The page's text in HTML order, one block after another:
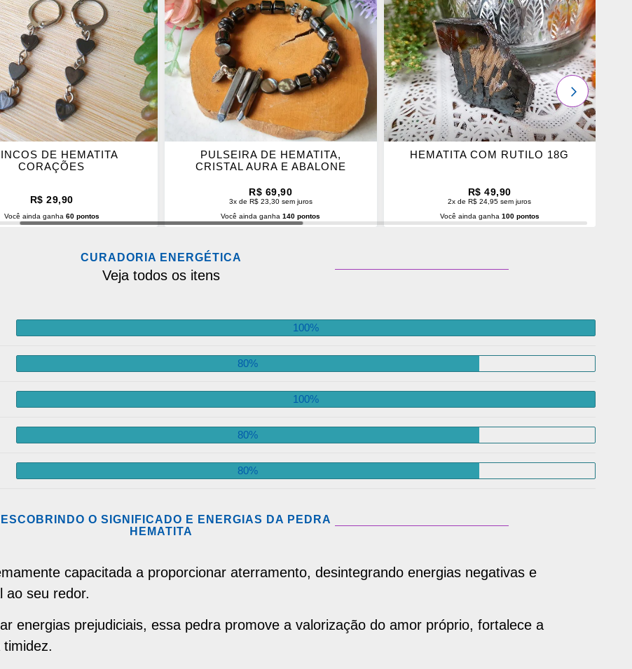
DE HEMATITA
CORAÇÕES
R$ 29,90
Você ainda ganha 60 pontos
OS
FAVORITOS
PULSEIRA DE HEMATITA,
CRISTAL AURA E ABALONE
R$ 69,90
3x de R$ 23,30 sem juros
Você ainda ganha140 pontos
OS
FAVORITOS
HEMATITA COM RUTILO 18G
R$ 49,90
2x de R$ 24,95 sem juros
Você ainda ganha 100 pontos
PRÓXIMO
CURADORIA ENERGÉTICA
Veja todos os itens
100%
80%
100%
80%
80%
O SIGNIFICADO E ENERGIAS DA PEDRA
HEMATITA
capacitada a proporcionar aterramento, desintegrando energias negativas e
ao seu redor.
energias prejudiciais, essa pedra promove a valorização do amor próprio, fortalece a